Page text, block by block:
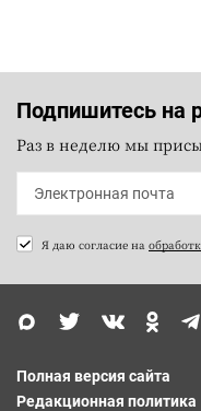
Подпишитесь на
Раз в неделю мы
Я даю согласие на
Полная версия сайта
Редакционная политика